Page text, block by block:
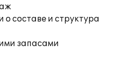
составе и структура
запасами